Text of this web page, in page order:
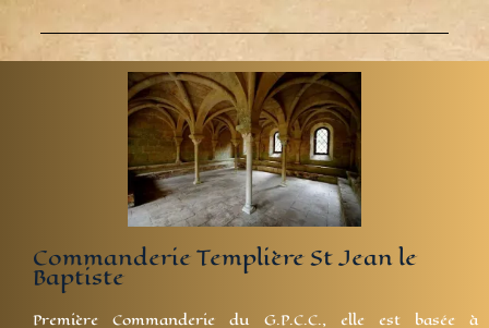
Commanderie Templière St Jean le
Baptiste
Première Commanderie du G.P.C.C., elle est basée à